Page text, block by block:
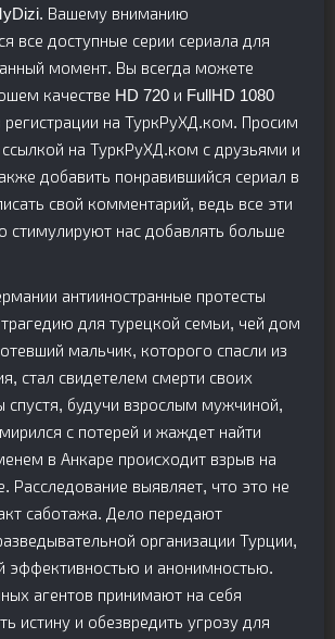
Вашему вниманию
все доступные серии сериала для
момент. Вы всегда можете
качестве HD 720 и FullHD 1080
регистрации на ТуркРуХД.ком. Просим
ссылкой на ТуркРуХД.ком с друзьями и
добавить понравившийся сериал в
свой комментарий, ведь все эти
стимулируют нас добавлять больше
антииностранные протесты
трагедию для турецкой семьи, чей дом
мальчик, которого спасли из
стал свидетелем смерти своих
спустя, будучи взрослым мужчиной,
с потерей и жаждет найти
в Анкаре происходит взрыв на
Расследование выявляет, что это не
саботажа. Дело передают
организации Турции,
эффективностью и анонимностью.
агентов принимают на себя
истину и обезвредить угрозу для